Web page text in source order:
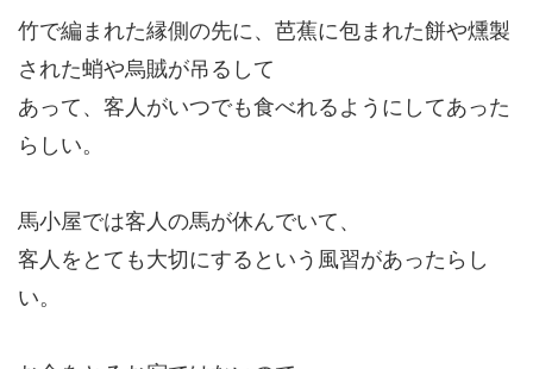
竹で編まれた縁側の先に、芭蕉に包まれた餅や燻製
された蛸や烏賊が吊るして
あって、客人がいつでも食べれるようにしてあった
らしい。
馬小屋では客人の馬が休んでいて、
客人をとても大切にするという風習があったらし
い。